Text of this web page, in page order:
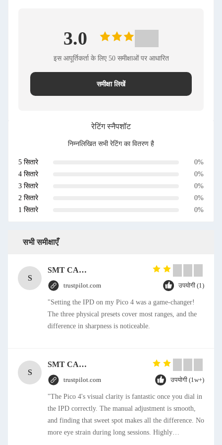
3.0
इस आपूर्तिकर्ता के लिए 50 समीक्षाओं पर आधारित
समीक्षा लिखें
रेटिंग स्नैपशॉट
निम्नलिखित सभी रेटिंग का वितरण है
5 सितारे
0%
4 सितारे
0%
3 सितारे
0%
2 सितारे
0%
1 सितारे
0%
सभी समीक्षाएँ
S
SMT CAP Type Box Header Connector 1.27mm Pitch Gold Flash Contact Plating
trustpilot.com उपयोगी (1)
"Setting the IPD on my Pico 4 was a game-changer!
The three physical presets cover most ranges, and the
difference in sharpness is noticeable.
S
SMT CAP Type Box Header Connector 1.27mm Pitch Gold Flash Contact Plating
trustpilot.com उपयोगी (1w+)
"The Pico 4's visual clarity is fantastic once you dial in
the IPD correctly. The manual adjustment is smooth,
and finding that sweet spot makes all the difference. No
more eye strain during long sessions. Highly